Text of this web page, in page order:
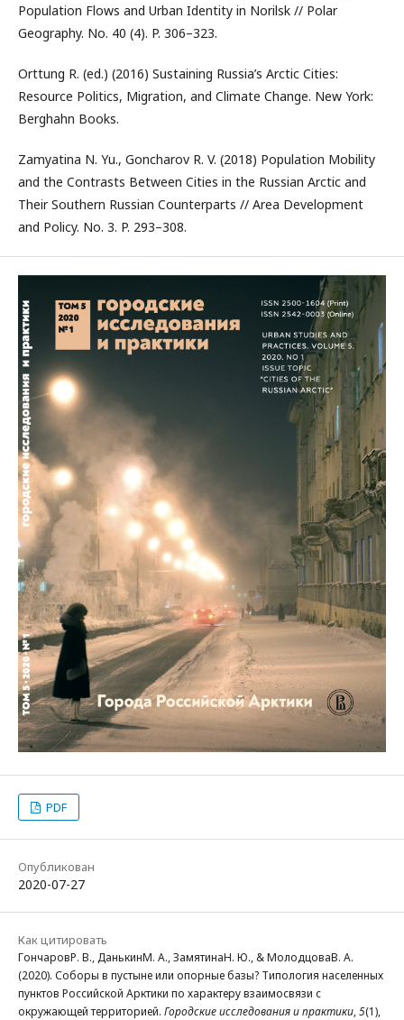
Population Flows and Urban Identity in Norilsk // Polar
Geography. No. 40 (4). P. 306–323.
Orttung R. (ed.) (2016) Sustaining Russia’s Arctic Cities:
Resource Politics, Migration, and Climate Change. New York:
Berghahn Books.
Zamyatina N. Yu., Goncharov R. V. (2018) Population Mobility
and the Contrasts Between Cities in the Russian Arctic and
Their Southern Russian Counterparts // Area Development
and Policy. No. 3. P. 293–308.
PDF
Опубликован
2020-07-27
Как цитировать
ГончаровР. В., ДанькинМ. А., ЗамятинаН. Ю., & МолодцоваВ. А.
(2020). Соборы в пустыне или опорные базы? Типология населенных
пунктов Российской Арктики по характеру взаимосвязи с
окружающей территорией. Городские исследования и практики,5(1),